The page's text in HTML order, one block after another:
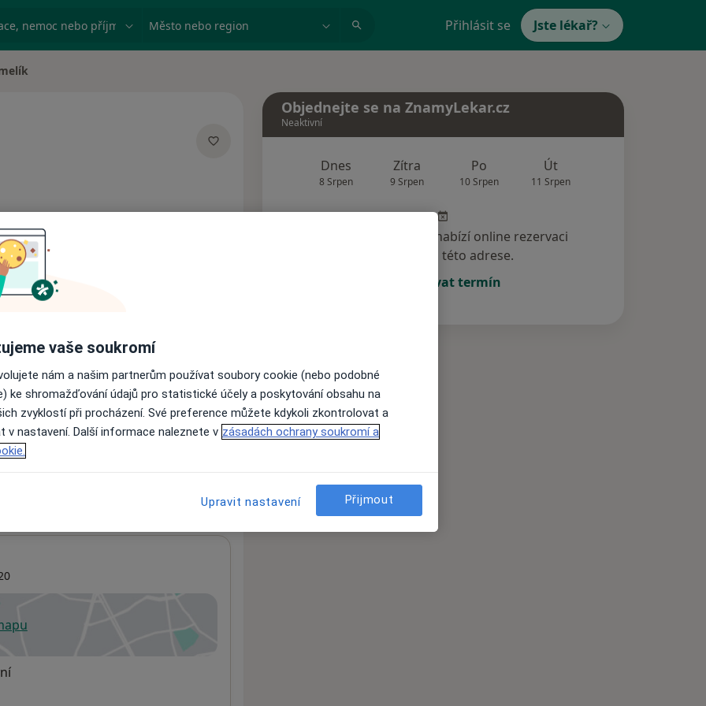
nemoc nebo příjmení Město nebo region Přihlásit se Jste lékař?
nejsou k dispozici
informace o svých službách.
v nové záložce
Objednejte se na ZnamyLekar.cz
Neaktivní
Dnes
8 Srpen
Zítra
9 Srpen
Po
10 Srpen
Út
11 Srpen
Tento specialista nenabízí online rezervaci
termínu na této adrese.
Rezervovat termín
vaše soukromí
nám a našim partnerům používat soubory cookie (nebo podobné
ke shromažďování údajů pro statistické účely a poskytování obsahu na
zvyklostí při procházení. Své preference můžete kdykoli zkontrolovat a
v nastavení. Další informace naleznete v zásadách ochrany soukromí a
Upravit nastavení Přijmout